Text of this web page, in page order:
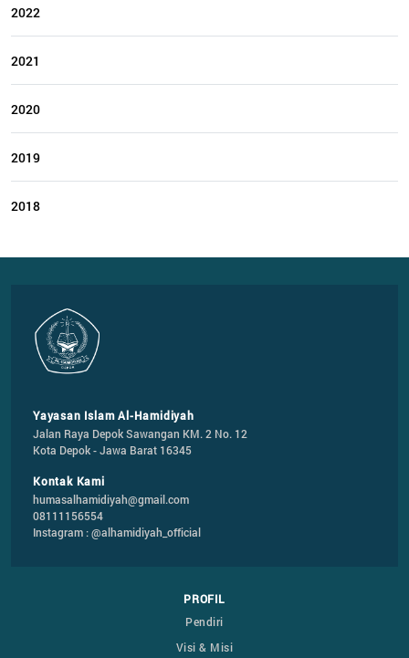
2022
2021
2020
2019
2018
Yayasan Islam Al-Hamidiyah
Jalan Raya Depok Sawangan KM. 2 No. 12
Kota Depok - Jawa Barat 16345
Kontak Kami
humasalhamidiyah@gmail.com
08111156554
Instagram : @alhamidiyah_official
PROFIL
Pendiri
Visi & Misi